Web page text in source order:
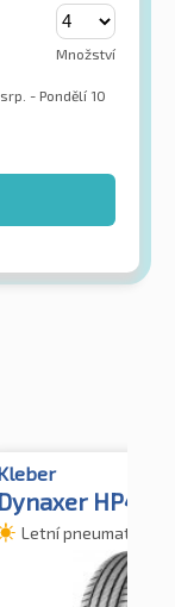
Množství
- Pondělí 10
Dynaxer HP4 XL
Letní pneumatiky